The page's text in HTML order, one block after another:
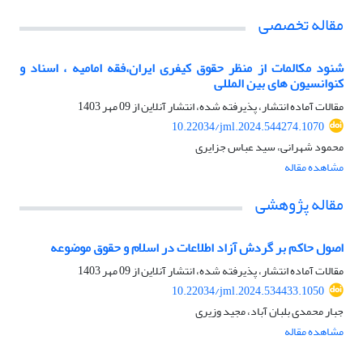
مقاله تخصصی
شنود مکالمات از منظر حقوق کیفری ایران،فقه امامیه ، اسناد و
کنوانسیون های بین المللی
مقالات آماده انتشار، پذیرفته شده، انتشار آنلاین از09 مهر 1403
10.22034/jml.2024.544274.1070
محمود شهرانی، سید عباس جزایری
مشاهده مقاله
مقاله پژوهشی
اصول حاکم بر گردش آزاد اطلاعات در اسلام و حقوق موضوعه
مقالات آماده انتشار، پذیرفته شده، انتشار آنلاین از09 مهر 1403
10.22034/jml.2024.534433.1050
جبار محمدی بلبان آباد، مجید وزیری
مشاهده مقاله